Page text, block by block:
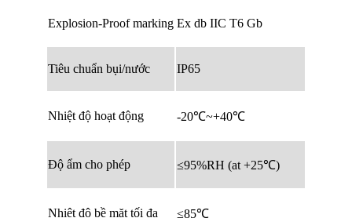
Explosion-Proof marking Ex db IIC T6 Gb
Tiêu chuẩn bụi/nước IP65
Nhiệt độ hoạt động -20℃~+40℃
Độ ẩm cho phép ≤95%RH (at +25℃)
Nhiệt độ bề mặt tối đa ≤85℃